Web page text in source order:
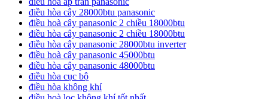
điều hòa cây 28000btu panasonic
điều hoà cây panasonic 2 chiều 18000btu
điều hòa cây panasonic 2 chiều 18000btu
điều hòa cây panasonic 28000btu inverter
điều hoà cây panasonic 45000btu
điều hòa cây panasonic 48000btu
điều hòa cục bộ
điều hòa không khí